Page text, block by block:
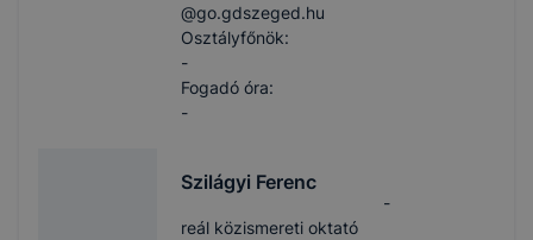
@go.gdszeged.hu
Osztályfőnök:
-
Fogadó óra:
-
Szilágyi Ferenc
reál közismereti oktató
-